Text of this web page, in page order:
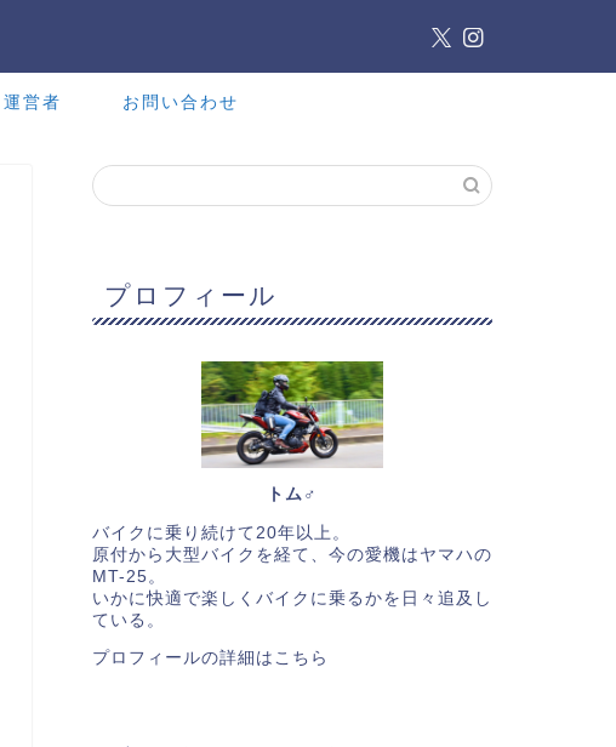
運営者 お問い合わせ
プロフィール
トム♂
バイクに乗り続けて20年以上。
原付から大型バイクを経て、今の愛機はヤマハの
MT-25。
いかに快適で楽しくバイクに乗るかを日々追及し
ている。
プロフィールの詳細は こちら